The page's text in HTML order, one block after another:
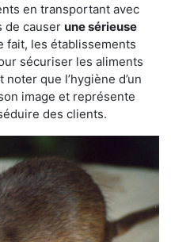
en transportant avec
de causer une sérieuse
fait, les établissements
sécuriser les aliments
que l’hygiène d’un
image et représente
des clients.